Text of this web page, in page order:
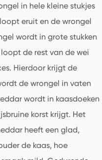
in hele kleine stukjes
eruit en de wrongel
wordt in grote stukken
de rest van de wei
Hierdoor krijgt de
de wrongel in vaten
wordt in kaasdoeken
korst krijgt. Het
heeft een glad,
de kaas, hoe